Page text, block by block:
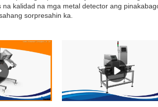
na kalidad na mga metal detector ang
sorpresahin ka.